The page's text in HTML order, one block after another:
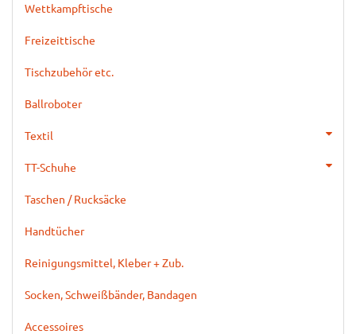
Wettkampftische
Freizeittische
Tischzubehör etc.
Ballroboter
Textil
TT-Schuhe
Taschen / Rucksäcke
Handtücher
Reinigungsmittel, Kleber + Zub.
Socken, Schweißbänder, Bandagen
Accessoires